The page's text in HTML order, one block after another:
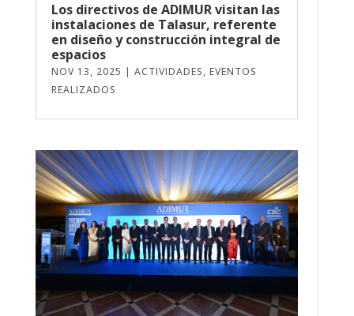
Los directivos de ADIMUR visitan las
instalaciones de Talasur, referente
en diseño y construcción integral de
espacios
NOV 13, 2025 | ACTIVIDADES, EVENTOS
REALIZADOS